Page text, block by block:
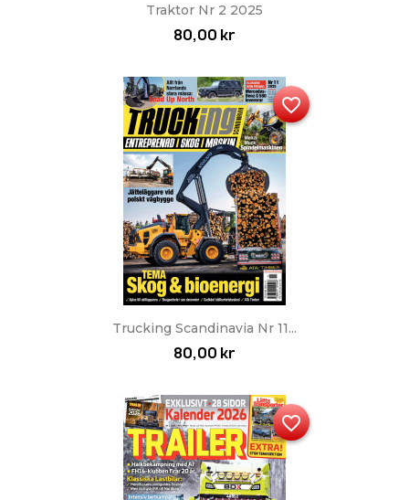
Traktor Nr 2 2025
80,00 kr
Trucking Scandinavia Nr 11...
80,00 kr
favorite_border
favorite_border